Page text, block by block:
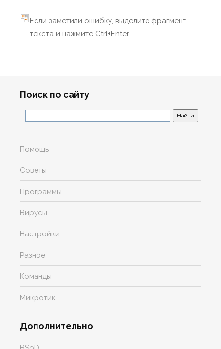
Если заметили ошибку, выделите фрагмент
текста и нажмите Ctrl+Enter
Поиск по сайту
Помощь
Советы
Программы
Вирусы
Настройки
Разное
Команды
Микротик
Дополнительно